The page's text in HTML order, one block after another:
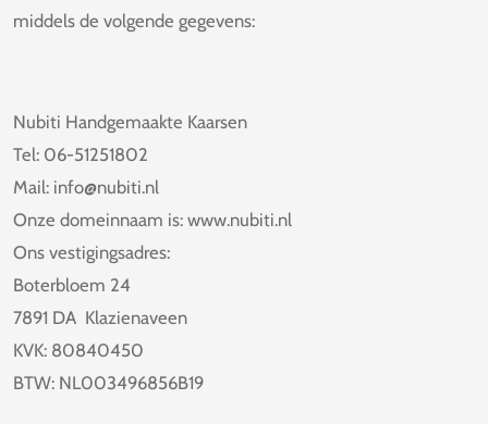
middels de volgende gegevens:
Nubiti Handgemaakte Kaarsen
Tel: 06-51251802
Mail: info@nubiti.nl
Onze domeinnaam is: www.nubiti.nl
Ons vestigingsadres:
Boterbloem 24
7891 DA Klazienaveen
KVK: 80840450
BTW: NL003496856B19